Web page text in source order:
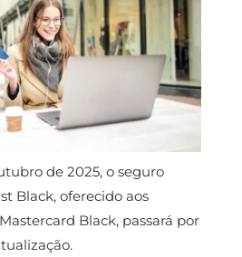
de 2025, o seguro
Black, oferecido aos
Black, passará por